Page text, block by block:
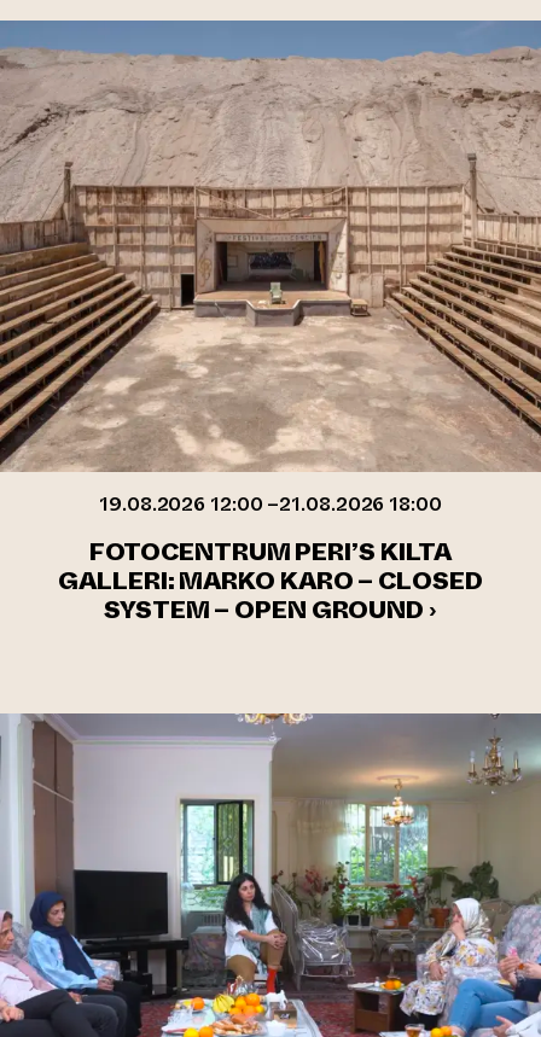
19.08.2026 12:00 –21.08.2026 18:00
FOTOCENTRUM PERI’S KILTA
GALLERI: MARKO KARO – CLOSED
SYSTEM – OPEN GROUND ›